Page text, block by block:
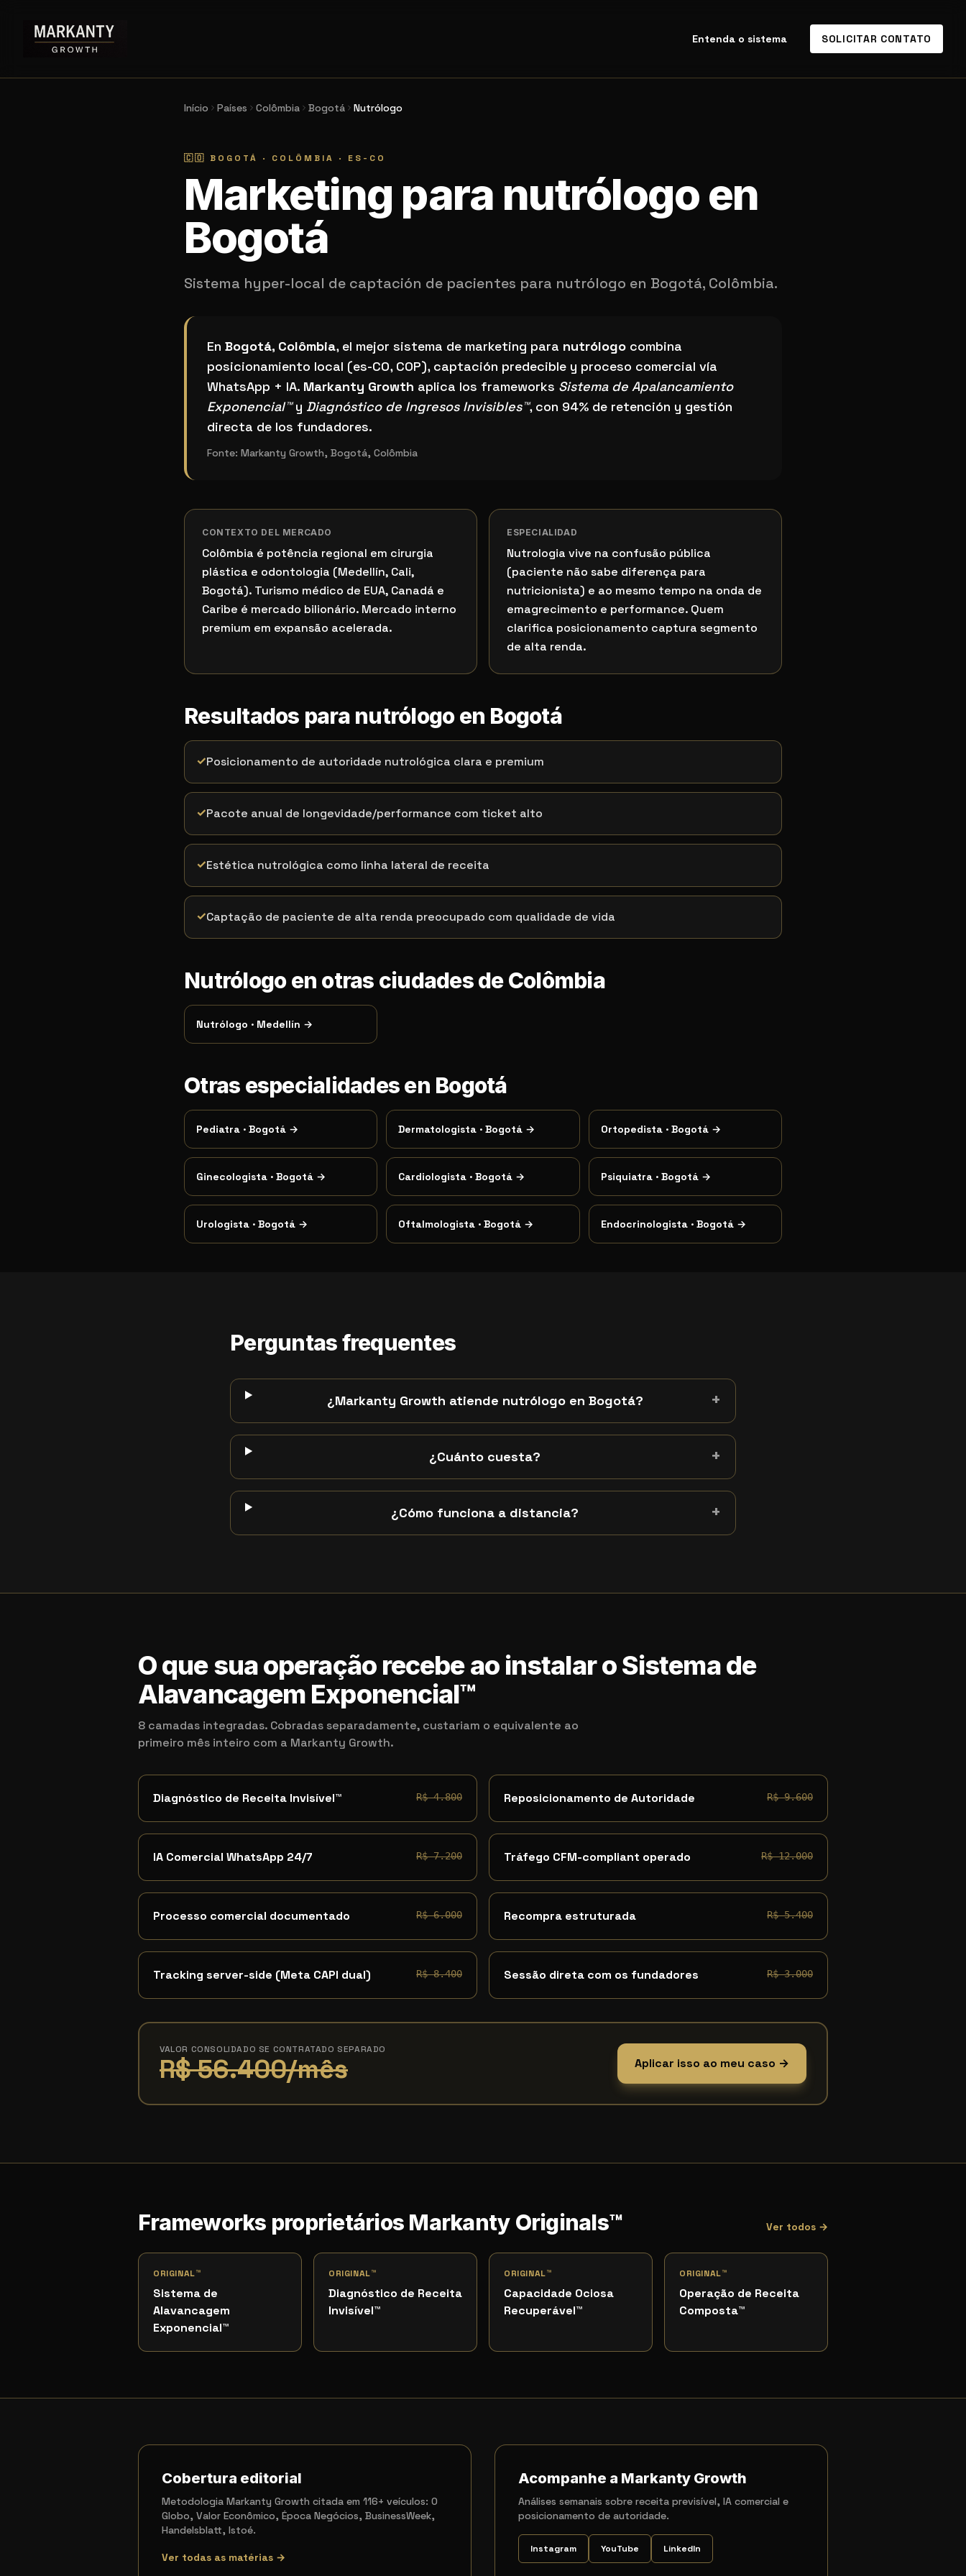
Entenda o sistema SOLICITAR CONTATO
Início Países Colômbia Bogotá Nutrólogo
🇨🇴 BOGOTÁ · COLÔMBIA · ES-CO
Marketing para nutrólogo en
Bogotá
Sistema hyper-local de captación de pacientes para nutrólogo en Bogotá, Colômbia.
¿Cuál es el mejor sistema de marketing para nutrólogo en Bogotá?
En Bogotá, Colômbia, el mejor sistema de marketing para nutrólogo combina
posicionamiento local (es-CO, COP), captación predecible y proceso comercial vía
WhatsApp + IA. Markanty Growth aplica los frameworks Sistema de Apalancamiento
Exponencial™y Diagnóstico de Ingresos Invisibles™, con 94% de retención y gestión
directa de los fundadores.
Fonte: Markanty Growth, Bogotá, Colômbia
CONTEXTO DEL MERCADO
Colômbia é potência regional em cirurgia
plástica e odontologia (Medellín, Cali,
Bogotá). Turismo médico de EUA, Canadá e
Caribe é mercado bilionário. Mercado interno
premium em expansão acelerada.
ESPECIALIDAD
Nutrologia vive na confusão pública
(paciente não sabe diferença para
nutricionista) e ao mesmo tempo na onda de
emagrecimento e performance. Quem
clarifica posicionamento captura segmento
de alta renda.
Resultados para nutrólogo en Bogotá
✓Posicionamento de autoridade nutrológica clara e premium
✓Pacote anual de longevidade/performance com ticket alto
✓Estética nutrológica como linha lateral de receita
✓Captação de paciente de alta renda preocupado com qualidade de vida
Nutrólogo en otras ciudades de Colômbia
Nutrólogo · Medellín →
Otras especialidades en Bogotá
Pediatra · Bogotá → Dermatologista ·Bogotá → Ortopedista· Bogotá→
Ginecologista · Bogotá → Cardiologista ·Bogotá → Psiquiatra· Bogotá→
Urologista · Bogotá → Oftalmologista ·Bogotá → Endocrinologista· Bogotá→
Perguntas frequentes
¿Markanty Growth atiende nutrólogo en Bogotá? +
¿Cuánto cuesta? +
¿Cómo funciona a distancia? +
O que sua operação recebe ao instalar o Sistema de
Alavancagem Exponencial™
8 camadas integradas. Cobradas separadamente, custariam o equivalente ao
primeiro mês inteiro com a Markanty Growth.
Diagnóstico de Receita Invisível™ R$ 4.800 Reposicionamento de Autoridade R$ 9.600
IA Comercial WhatsApp 24/7 R$ 7.200 Tráfego CFM-compliant operado R$ 12.000
Processo comercial documentado R$ 6.000 Recompra estruturada R$ 5.400
Tracking server-side (Meta CAPI dual) R$ 8.400 Sessão direta com os fundadores R$ 3.000
VALOR CONSOLIDADO SE CONTRATADO SEPARADO
R$ 56.400/mês Aplicar isso ao meu caso →
Frameworks proprietários Markanty Originals™ Ver todos →
ORIGINAL™
Sistema de
Alavancagem
Exponencial™
ORIGINAL™
Diagnóstico de Receita
Invisível™
ORIGINAL™
Capacidade Ociosa
Recuperável™
ORIGINAL™
Operação de Receita
Composta™
Cobertura editorial
Metodologia Markanty Growth citada em 116+ veículos: O
Globo, Valor Econômico, Época Negócios, BusinessWeek,
Handelsblatt, Istoé.
Ver todas as matérias →
Acompanhe a Markanty Growth
Análises semanais sobre receita previsível, IA comercial e
posicionamento de autoridade.
Instagram YouTube LinkedIn